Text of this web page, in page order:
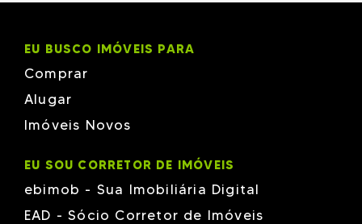
EU BUSCO IMÓVEIS PARA
Comprar
Alugar
Imóveis Novos
EU SOU CORRETOR DE IMÓVEIS
ebimob - Sua Imobiliária Digital
EAD - Sócio Corretor de Imóveis